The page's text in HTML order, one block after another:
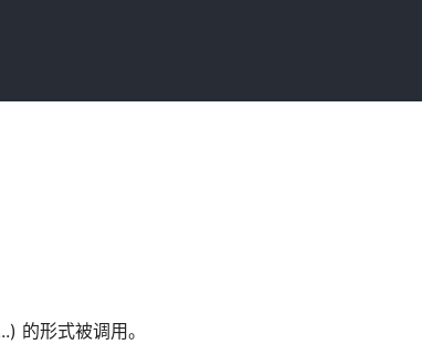
的形式被调用。